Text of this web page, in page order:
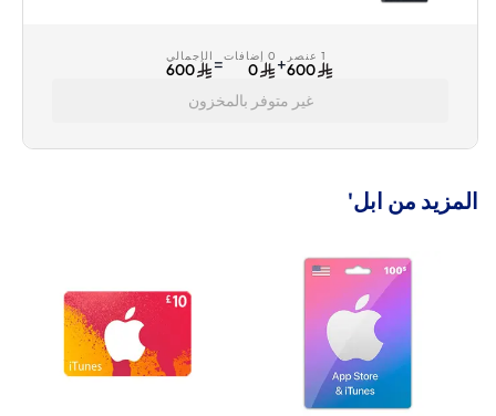
1 عنصر
600
+ 0 إضافات
0
= الإجمالي
600
غير متوفر بالمخزون
المزيد من ابل'